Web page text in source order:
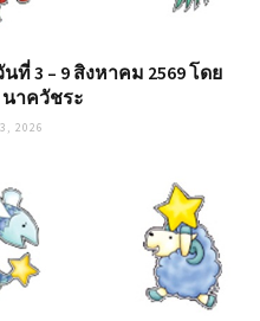
3 – 9 สิงหาคม 2569 โดย
าควัชระ
2026